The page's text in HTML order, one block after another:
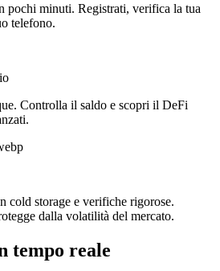
minuti. Registrati, verifica la tua
telefono.
Controlla il saldo e scopri il DeFi
cold storage e verifiche rigorose.
dalla volatilità del mercato.
tempo reale